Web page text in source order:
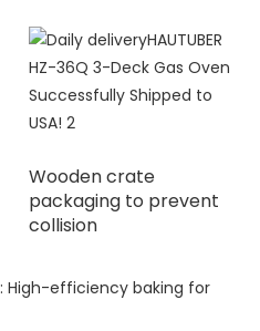
Wooden crate
packaging to prevent
collision
: High-efficiency baking for